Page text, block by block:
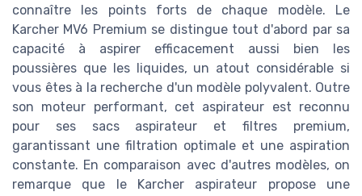
connaître les points forts de chaque modèle. Le
Karcher MV6 Premium se distingue tout d'abord par sa
capacité à aspirer efficacement aussi bien les
poussières que les liquides, un atout considérable si
vous êtes à la recherche d'un modèle polyvalent. Outre
son moteur performant, cet aspirateur est reconnu
pour ses sacs aspirateur et filtres premium,
garantissant une filtration optimale et une aspiration
constante. En comparaison avec d'autres modèles, on
remarque que le Karcher aspirateur propose une